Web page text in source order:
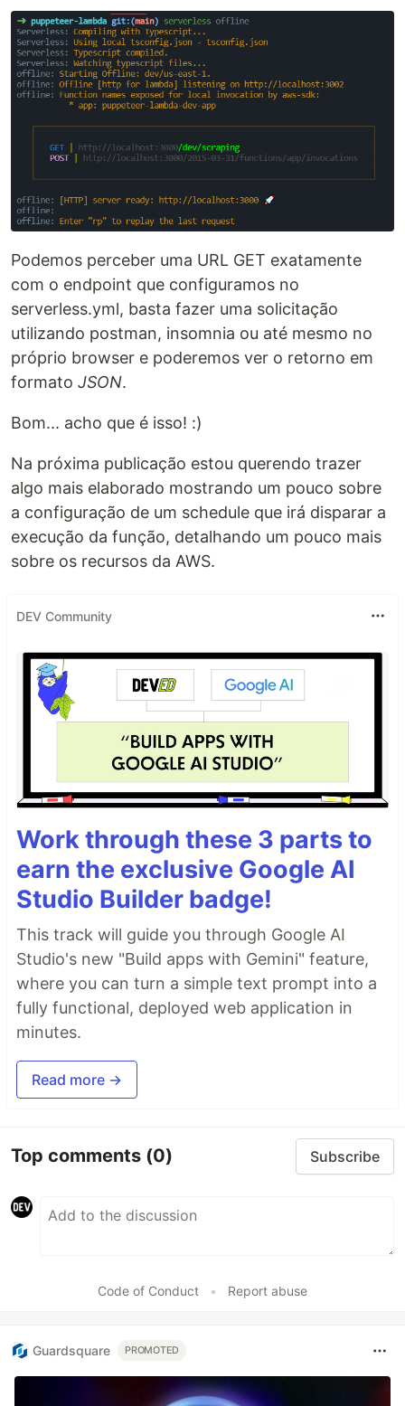
Podemos perceber uma URL GET exatamente
com o endpoint que configuramos no
serverless.yml, basta fazer uma solicitação
utilizando postman, insomnia ou até mesmo no
próprio browser e poderemos ver o retorno em
formato JSON.
Bom... acho que é isso! :)
Na próxima publicação estou querendo trazer
algo mais elaborado mostrando um pouco sobre
a configuração de um schedule que irá disparar a
execução da função, detalhando um pouco mais
sobre os recursos da AWS.
DEV Community
Work through these 3 parts to
earn the exclusive Google AI
Studio Builder badge!
This track will guide you through Google AI
Studio's new "Build apps with Gemini" feature,
where you can turn a simple text prompt into a
fully functional, deployed web application in
minutes.
Read more →
Top comments (0) Subscribe
Code of Conduct • Report abuse
Guardsquare PROMOTED